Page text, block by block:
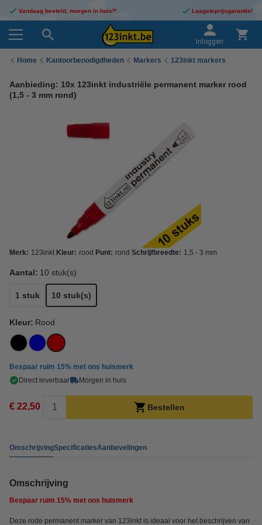
Vandaag besteld, morgen in huis!* Laagsteprijsgarantie!
Inloggen
Home Kantoorbenodigdheden Markers 123inkt markers
Aanbieding: 10x 123inkt industriële permanent marker rood
(1,5 - 3 mm rond)
Merk: 123inkt Kleur: rood Punt: rond Schrijfbreedte: 1,5 - 3 mm
Aantal: 10 stuk(s)
1 stuk 10 stuk(s)
Kleur: Rood
Bespaar ruim 15% met ons huismerk
Direct leverbaar
Morgen in huis
€ 22,50 Bestellen
OmschrijvingSpecificatiesAanbevelingen
Omschrijving
Bespaar ruim 15% met ons huismerk
Deze rode permanent marker van 123inkt is ideaal voor het beschrijven van